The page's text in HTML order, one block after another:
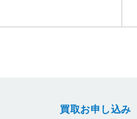
買取お申し込み